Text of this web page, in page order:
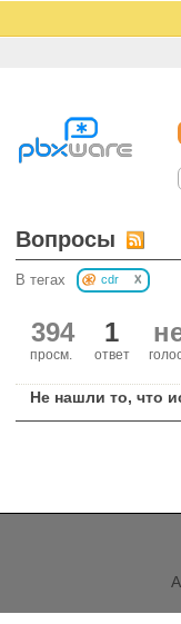
Вопросы
В тегах cdr x
1
ответ
394
просм.
Не нашли то, что